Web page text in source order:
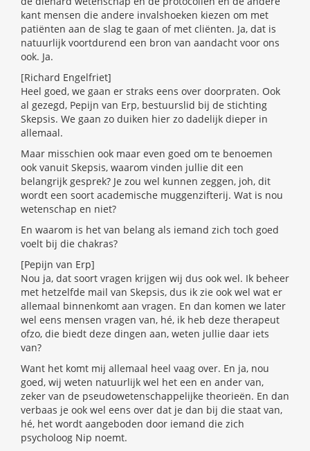
kant mensen die andere invalshoeken kiezen om met
patiënten aan de slag te gaan of met cliënten. Ja, dat is
natuurlijk voortdurend een bron van aandacht voor ons
ook. Ja.
[Richard Engelfriet]
Heel goed, we gaan er straks eens over doorpraten. Ook
al gezegd, Pepijn van Erp, bestuurslid bij de stichting
Skepsis. We gaan zo duiken hier zo dadelijk dieper in
allemaal.
Maar misschien ook maar even goed om te benoemen
ook vanuit Skepsis, waarom vinden jullie dit een
belangrijk gesprek? Je zou wel kunnen zeggen, joh, dit
wordt een soort academische muggenzifterij. Wat is nou
wetenschap en niet?
En waarom is het van belang als iemand zich toch goed
voelt bij die chakras?
[Pepijn van Erp]
Nou ja, dat soort vragen krijgen wij dus ook wel. Ik beheer
met hetzelfde mail van Skepsis, dus ik zie ook wel wat er
allemaal binnenkomt aan vragen. En dan komen we later
wel eens mensen vragen van, hé, ik heb deze therapeut
ofzo, die biedt deze dingen aan, weten jullie daar iets
van?
Want het komt mij allemaal heel vaag over. En ja, nou
goed, wij weten natuurlijk wel het een en ander van,
zeker van de pseudowetenschappelijke theorieën. En dan
verbaas je ook wel eens over dat je dan bij die staat van,
hé, het wordt aangeboden door iemand die zich
psycholoog Nip noemt.